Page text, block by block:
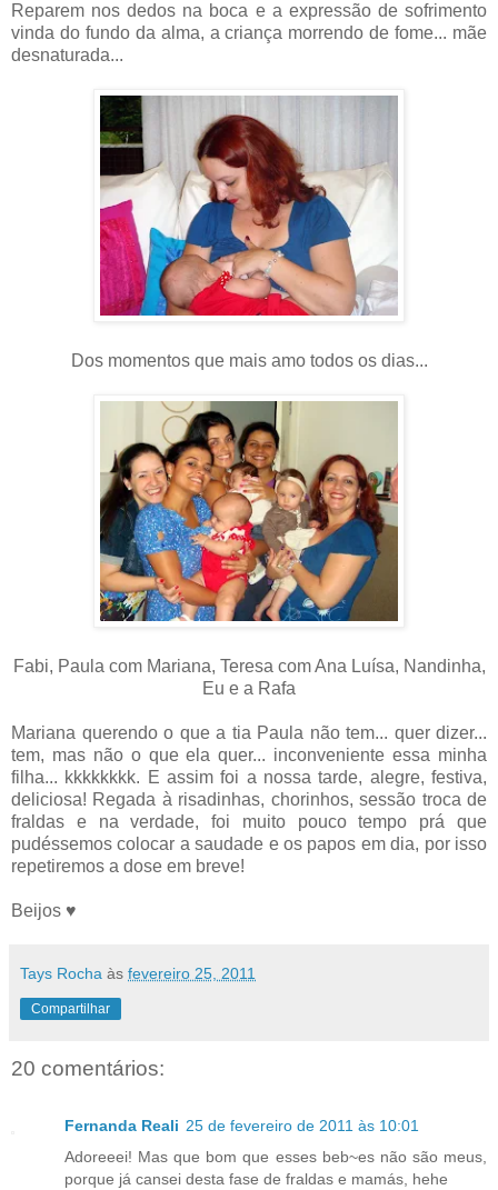
Reparem nos dedos na boca e a expressão de sofrimento
vinda do fundo da alma, a criança morrendo de fome... mãe
desnaturada...
Dos momentos que mais amo todos os dias...
Fabi, Paula com Mariana, Teresa com Ana Luísa, Nandinha,
Eu e a Rafa
Mariana querendo o que a tia Paula não tem... quer dizer...
tem, mas não o que ela quer... inconveniente essa minha
filha... kkkkkkkk. E assim foi a nossa tarde, alegre, festiva,
deliciosa! Regada à risadinhas, chorinhos, sessão troca de
fraldas e na verdade, foi muito pouco tempo prá que
pudéssemos colocar a saudade e os papos em dia, por isso
repetiremos a dose em breve!
Beijos ♥
Tays Rocha às fevereiro 25, 2011
Compartilhar
20 comentários:
Fernanda Reali 25 de fevereiro de 2011 às 10:01
Adoreeei! Mas que bom que esses beb~es não são meus,
porque já cansei desta fase de fraldas e mamás, hehe